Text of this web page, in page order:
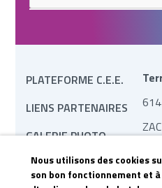
PLATEFORME C.E.E.
LIENS PARTENAIRES
GALERIE PHOTO
MARCHÉS PUBLICS
Nous utilisons des cookies
son bon fonctionnement et